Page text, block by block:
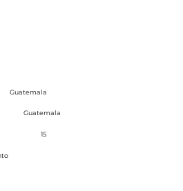
Guatemala
Guatemala
15